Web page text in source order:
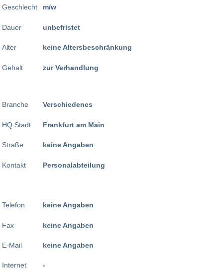
Geschlecht
Dauer
Alter
Gehalt
m/w
unbefristet
keine Altersbeschränkung
zur Verhandlung
Branche
HQ Stadt
Straße
Kontakt
Telefon
Fax
E-Mail
Internet
Verschiedenes
Frankfurt am Main
keine Angaben
Personalabteilung
keine Angaben
keine Angaben
keine Angaben
-